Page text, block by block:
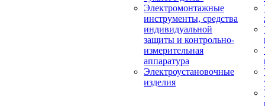
Электромонтажные
инструменты, средства
индивидуальной
защиты и контрольно-
измерительная
аппаратура
Электроустановочные
изделия